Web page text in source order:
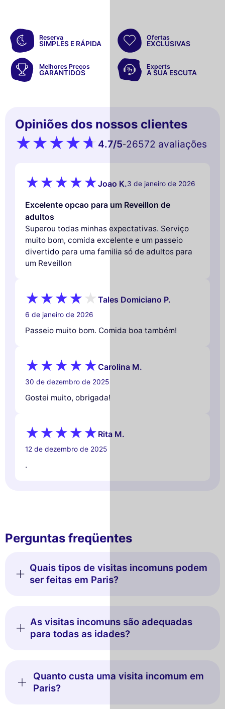
Reserva
SIMPLES E RÁPIDA
Ofertas
EXCLUSIVAS
Melhores Preços
GARANTIDOS
Experts
A SUA ESCUTA
Opiniões dos nossos clientes
4.7/5-26572 avaliações
Joao K.3 de janeiro de 2026
Excelente opcao para um Reveillon de
adultos
Superou todas minhas expectativas. Serviço
muito bom, comida excelente e um passeio
divertido para uma familia só de adultos para
um Reveillon
Tales Domiciano P.
6 de janeiro de 2026
Passeio muito bom. Comida boa também!
Carolina M.
30 de dezembro de 2025
Gostei muito, obrigada!
Rita M.
12 de dezembro de 2025
.
Perguntas freqüentes
Quais tipos de visitas incomuns podem
ser feitas em Paris?
As visitas incomuns são adequadas
para todas as idades?
Quanto custa uma visita incomum em
Paris?